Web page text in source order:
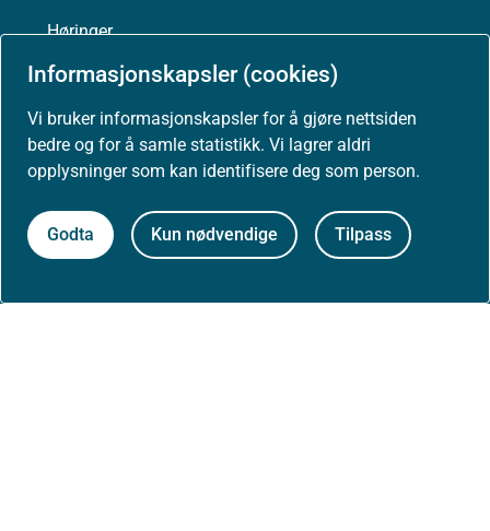
Informasjonskapsler (cookies)
Vi bruker informasjonskapsler for å gjøre nettsiden
bedre og for å samle statistikk. Vi lagrer aldri
opplysninger som kan identifisere deg som person.
Godta Kun nødvendige Tilpass
Høringer
Om nettstedet